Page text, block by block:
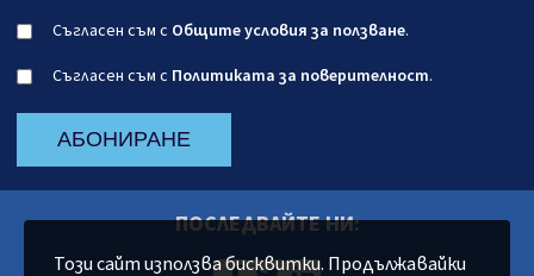
Съгласен съм с Общите условия за ползване.
Съгласен съм с Политиката за поверителност.
АБОНИРАНЕ
ПОСЛЕДВАЙТЕ НИ:
Този сайт използва бисквитки. Продължавайки